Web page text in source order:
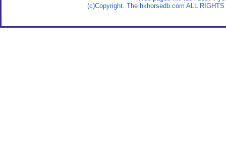
(c)Copyright. The hkhorsedb.com ALL